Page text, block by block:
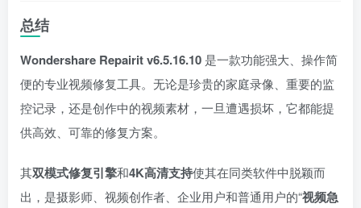
总结
Wondershare Repairit v6.5.16.10 是一款功能强大、操作简
便的专业视频修复工具。无论是珍贵的家庭录像、重要的监
控记录，还是创作中的视频素材，一旦遭遇损坏，它都能提
供高效、可靠的修复方案。
其双模式修复引擎和4K高清支持使其在同类软件中脱颖而
出，是摄影师、视频创作者、企业用户和普通用户的“视频急